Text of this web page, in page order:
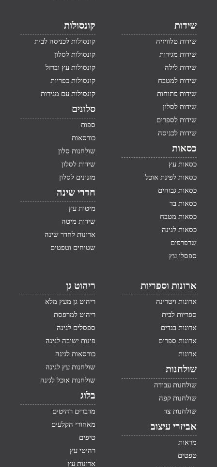
שידות
שידות טלוויזיה
שידות מגירות
שידות לילה
שידות למטבח
שידות פתוחות
שידות לסלון
שידות לספרים
שידות לכניסה
כסאות
כסאות עץ
כסאות לפינת אוכל
כסאות גבוהים
כסאות בד
כסאות מטבח
כסאות לגינה
שרפרפים
ספסלי עץ
קונסולות
קונסולות לכניסה לבית
קונסולות לסלון
קונסולות עץ וברזל
קונסולות כפריות
קונסולות עם מגירות
סלונים
ספות
כורסאות
שולחנות סלון
שידות לסלון
מזנונים לסלון
חדרי שינה
מיטות עץ
שידות מיטה
ארונות לחדר שינה
שטיחים וטפטים
ארונות וספריות
ארונות ויטרינה
ספריות לבית
ארונות בגדים
ארונות ספרים
ארונות
שולחנות
שולחנות עבודה
שולחנות קפה
שולחנות צד
אביזרי עיצוב
מראות
טפטים
ריהוט גן
ריהוט גן מעץ מלא
ריהוט למרפסת
ספסלים לגינה
פינות ישיבה לגינה
כורסאות לגינה
שולחנות עץ לגינה
שולחנות אוכל לגינה
בלוג
מדברים רהיטים
מאחורי הקלעים
טיפים
רהיטי עץ
ארונות עץ